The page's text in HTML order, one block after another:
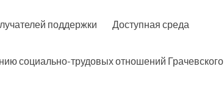
поддержки
Доступная среда
социально-трудовых отношений Грачевского